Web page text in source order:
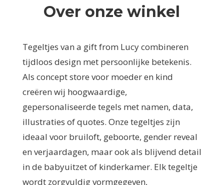
Over onze winkel
Tegeltjes van a gift from Lucy combineren
tijdloos design met persoonlijke betekenis.
Als concept store voor moeder en kind
creëren wij hoogwaardige,
gepersonaliseerde tegels met namen, data,
illustraties of quotes. Onze tegeltjes zijn
ideaal voor bruiloft, geboorte, gender reveal
en verjaardagen, maar ook als blijvend detail
in de babyuitzet of kinderkamer. Elk tegeltje
wordt zorgvuldig vormgegeven,